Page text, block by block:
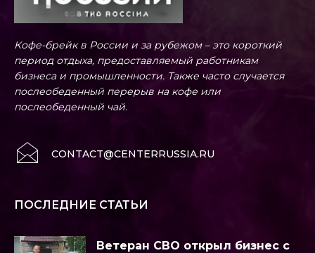
Кофе-брейк в России и за рубежом – это короткий
период отдыха, предоставляемый работникам
бизнеса и промышленности. Также часто случается
послеобеденный перерыв на кофе или
послеобеденный чай.
CONTACT@CENTERRUSSIA.RU
ПОСЛЕДНИЕ СТАТЬИ
Ветеран СВО открыл бизнес с